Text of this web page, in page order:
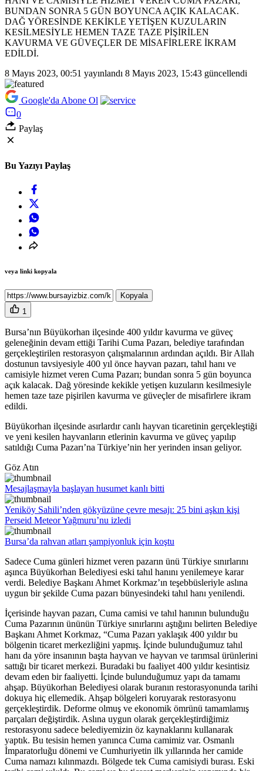
BUNDAN SONRA 5 GÜN BOYUNCA AÇIK KALACAK.
DAĞ YÖRESİNDE KEKİKLE YETİŞEN KUZULARIN
KESİLMESİYLE HEMEN TAZE TAZE PİŞİRİLEN
KAVURMA VE GÜVEÇLER DE MİSAFİRLERE İKRAM
EDİLDİ.
8 Mayıs 2023, 00:51 yayınlandı 8 Mayıs 2023, 15:43 güncellendi
Google'da Abone Ol
0
Paylaş
Bu Yazıyı Paylaş
veya linki kopyala
Kopyala
1
Bursa’nın Büyükorhan ilçesinde 400 yıldır kavurma ve güveç
geleneğinin devam ettiği Tarihi Cuma Pazarı, belediye tarafından
gerçekleştirilen restorasyon çalışmalarının ardından açıldı. Bir Allah
dostunun tavsiyesiyle 400 yıl önce hayvan pazarı, tahıl hanı ve
camisiyle hizmet veren Cuma Pazarı; bundan sonra 5 gün boyunca
açık kalacak. Dağ yöresinde kekikle yetişen kuzuların kesilmesiyle
hemen taze taze pişirilen kavurma ve güveçler de misafirlere ikram
edildi.
Büyükorhan ilçesinde asırlardır canlı hayvan ticaretinin gerçekleştiği
ve yeni kesilen hayvanların etlerinin kavurma ve güveç yapılıp
satıldığı Cuma Pazarı’na Türkiye’nin her yerinden insan geliyor.
Göz Atın
Mesajlaşmayla başlayan husumet kanlı bitti
Yeniköy Sahili’nden gökyüzüne çevre mesajı: 25 bini aşkın kişi
Perseid Meteor Yağmuru’nu izledi
Bursa’da rahvan atları şampiyonluk için koştu
Sadece Cuma günleri hizmet veren pazarın ünü Türkiye sınırlarını
aşınca Büyükorhan Belediyesi eski tahıl hanını yenilemeye karar
verdi. Belediye Başkanı Ahmet Korkmaz’ın teşebbüsleriyle aslına
uygun bir şekilde Cuma pazarı bünyesindeki tahıl hanı yenilendi.
İçerisinde hayvan pazarı, Cuma camisi ve tahıl hanının bulunduğu
Cuma Pazarının ününün Türkiye sınırlarını aştığını belirten Belediye
Başkanı Ahmet Korkmaz, “Cuma Pazarı yaklaşık 400 yıldır bu
bölgenin ticaret merkezliğini yapmış. İçinde bulunduğumuz tahıl
hanı da yöre insanının başta hayvan ve hayvan ve tarımsal ürünlerini
sattığı bir ticaret merkezi. Buradaki bu faaliyet 400 yıldır kesintisiz
devam eden bir faaliyetti. İçinde bulunduğumuz yapı da tamamı
ahşap. Büyükorhan Belediyesi olarak buranın restorasyonunda tarihi
dokuya hiç ellemedik. Ahşap bölgeleri koruyarak restorasyonu
gerçekleştirdik. Deforme olmuş ve ekonomik ömrünü tamamlamış
parçaları değiştirdik. Aslına uygun olarak gerçekleştirdiğimiz
restorasyonu sadece belediyemizin öz kaynaklarını kullanarak
yaptık. Bu tesisin hemen yanınca Cuma camimiz var. Osmanlı
İmparatorluğu dönemi ve Cumhuriyetin ilk yıllarında her camide
Cuma namazı kılınmazdı. Bölgede tek Cuma camisiydi burası. Eski